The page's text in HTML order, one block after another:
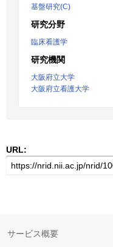
基盤研究(C)
研究分野
臨床看護学
研究機関
大阪府立大学
大阪府立看護大学
URL:
サービス概要